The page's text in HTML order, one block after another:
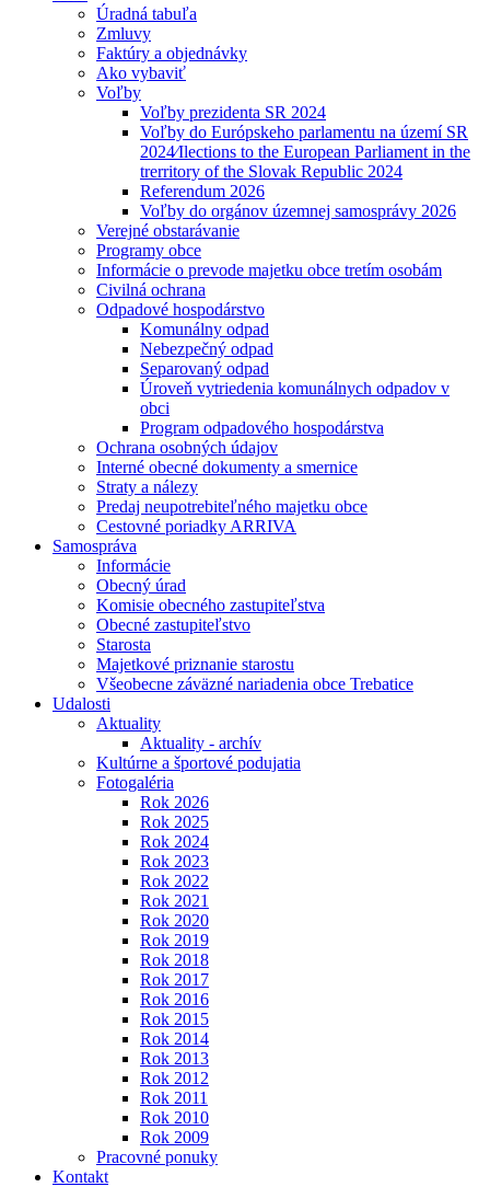
Úradná tabuľa
Zmluvy
Faktúry a objednávky
Ako vybaviť
Voľby
Voľby prezidenta SR 2024
Voľby do Európskeho parlamentu na území SR
2024⁄Ilections to the European Parliament in the
trerritory of the Slovak Republic 2024
Referendum 2026
Voľby do orgánov územnej samosprávy 2026
Verejné obstarávanie
Programy obce
Informácie o prevode majetku obce tretím osobám
Civilná ochrana
Odpadové hospodárstvo
Komunálny odpad
Nebezpečný odpad
Separovaný odpad
Úroveň vytriedenia komunálnych odpadov v
obci
Program odpadového hospodárstva
Ochrana osobných údajov
Interné obecné dokumenty a smernice
Straty a nálezy
Predaj neupotrebiteľného majetku obce
Cestovné poriadky ARRIVA
Samospráva
Informácie
Obecný úrad
Komisie obecného zastupiteľstva
Obecné zastupiteľstvo
Starosta
Majetkové priznanie starostu
Všeobecne záväzné nariadenia obce Trebatice
Udalosti
Aktuality
Aktuality - archív
Kultúrne a športové podujatia
Fotogaléria
Rok 2026
Rok 2025
Rok 2024
Rok 2023
Rok 2022
Rok 2021
Rok 2020
Rok 2019
Rok 2018
Rok 2017
Rok 2016
Rok 2015
Rok 2014
Rok 2013
Rok 2012
Rok 2011
Rok 2010
Rok 2009
Pracovné ponuky
Kontakt